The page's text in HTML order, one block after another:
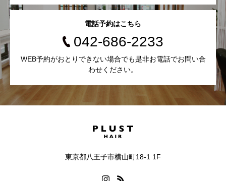
電話予約はこちら
042-686-2233
WEB予約がおとりできない場合でも是非お電話でお問い合
わせください。
東京都八王子市横山町18-1 1F